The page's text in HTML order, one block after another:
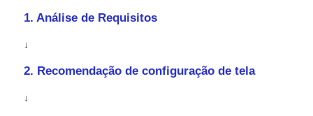
1. Análise de Requisitos
↓
2. Recomendação de configuração de tela
↓